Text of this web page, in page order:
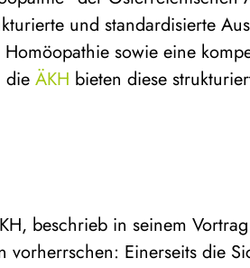
und standardisierte
sowie eine
die ÄKH bieten diese
beschrieb in seinem
Einerseits die